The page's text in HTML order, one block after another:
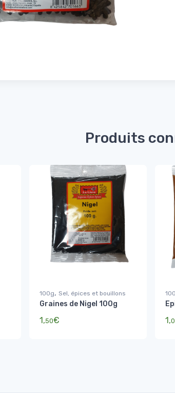
Produits
100g, Sel, épices et bouillons
Graines de Nigel 100g
1,50€ 1,